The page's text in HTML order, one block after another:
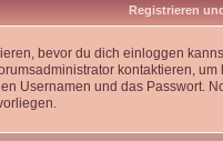
Registrieren
bevor du dich einloggen
kontaktieren,
Usernamen und das Passwort.